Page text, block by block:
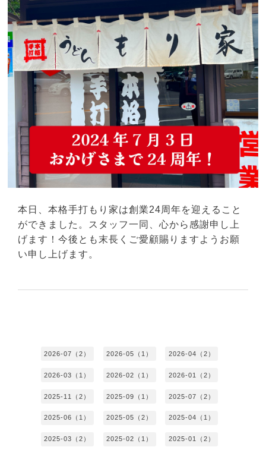
本日、本格手打もり家は創業24周年を迎えること
ができました。スタッフ一同、心から感謝申し上
げます！今後とも末長くご愛顧賜りますようお願
い申し上げます。
2026-07（2） 2026-05（1） 2026-04（2）
2026-03（1） 2026-02（1） 2026-01（2）
2025-11（2） 2025-09（1） 2025-07（2）
2025-06（1） 2025-05（2） 2025-04（1）
2025-03（2） 2025-02（1） 2025-01（2）